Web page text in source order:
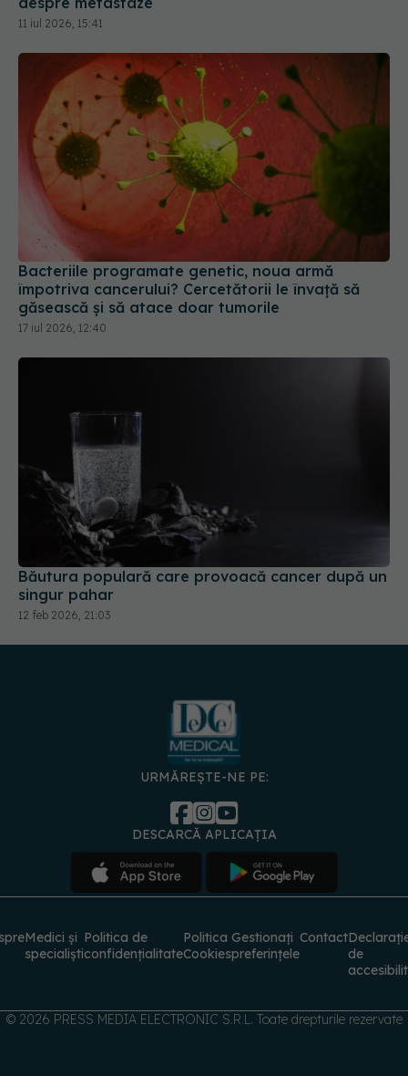
Bacteriile programate genetic, noua armă
împotriva cancerului? Cercetătorii le învață să
găsească și să atace doar tumorile
17 iul 2026, 12:40
Băutura populară care provoacă cancer după un
singur pahar
12 feb 2026, 21:03
URMĂREȘTE-NE PE:
Medici și Politica de
Politica Gestionați Contact
© 2026 PRESS MEDIA ELECTRONIC S.R.L. Toate drepturile rezervate